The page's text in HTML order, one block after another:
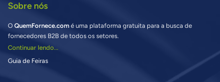
Sobre nós
O QuemFornece.com é uma plataforma gratuita para a busca de
fornecedores B2B de todos os setores.
Continuar lendo...
Guia de Feiras